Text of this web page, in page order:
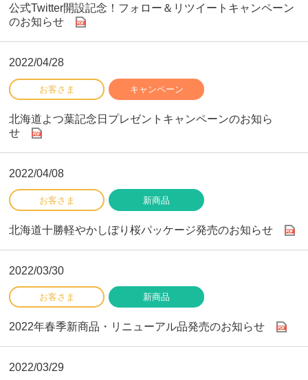
公式Twitter開設記念！フォロー＆リツイートキャンペーン
のお知らせ
2022/04/28
北海道よつ葉記念日プレゼントキャンペーンのお知ら
せ
2022/04/08
北海道十勝軽やかしぼり桜パッケージ発売のお知らせ
2022/03/30
2022年春季新商品・リニューアル品発売のお知らせ
2022/03/29